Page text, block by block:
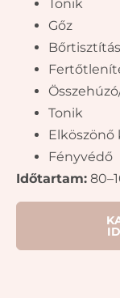
Tonik
Gőz
Bőrtisztítás
Tonik
Elköszönő
Fényvédő
Időtartam: